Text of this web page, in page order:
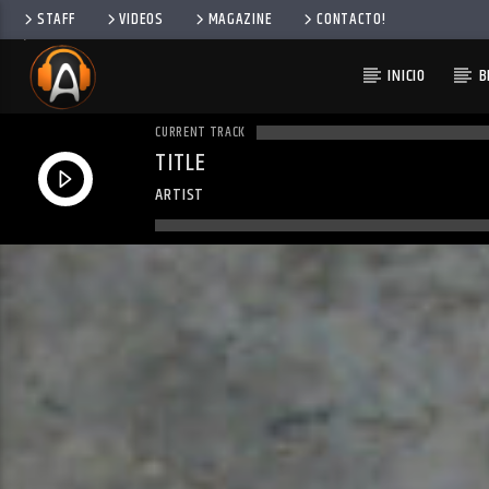
STAFF VIDEOS MAGAZINE CONTACTO!
INICIO
CURRENT TRACK
TITLE
ARTIST